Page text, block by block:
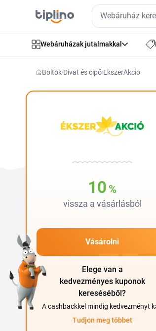
Webáruházak jutalmakkal
Boltok Divat és cipő EkszerAkcio
10 %
vissza a vásárlásból
Vásárolni
Elege van a
kedvezményes kuponok
kereséséből?
A cashbackkel mindig kedvezményt
Tudjon meg többet